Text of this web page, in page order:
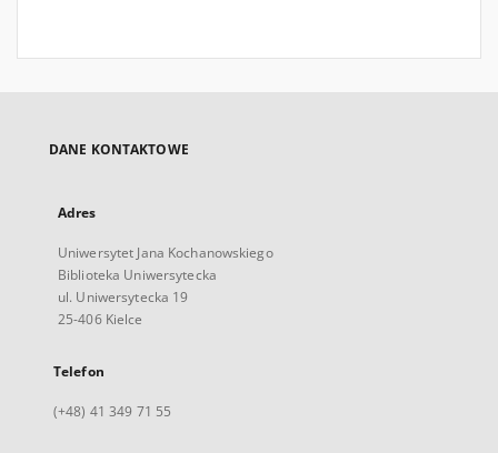
DANE KONTAKTOWE
Adres
Uniwersytet Jana Kochanowskiego
Biblioteka Uniwersytecka
ul. Uniwersytecka 19
25-406 Kielce
Telefon
(+48) 41 349 71 55